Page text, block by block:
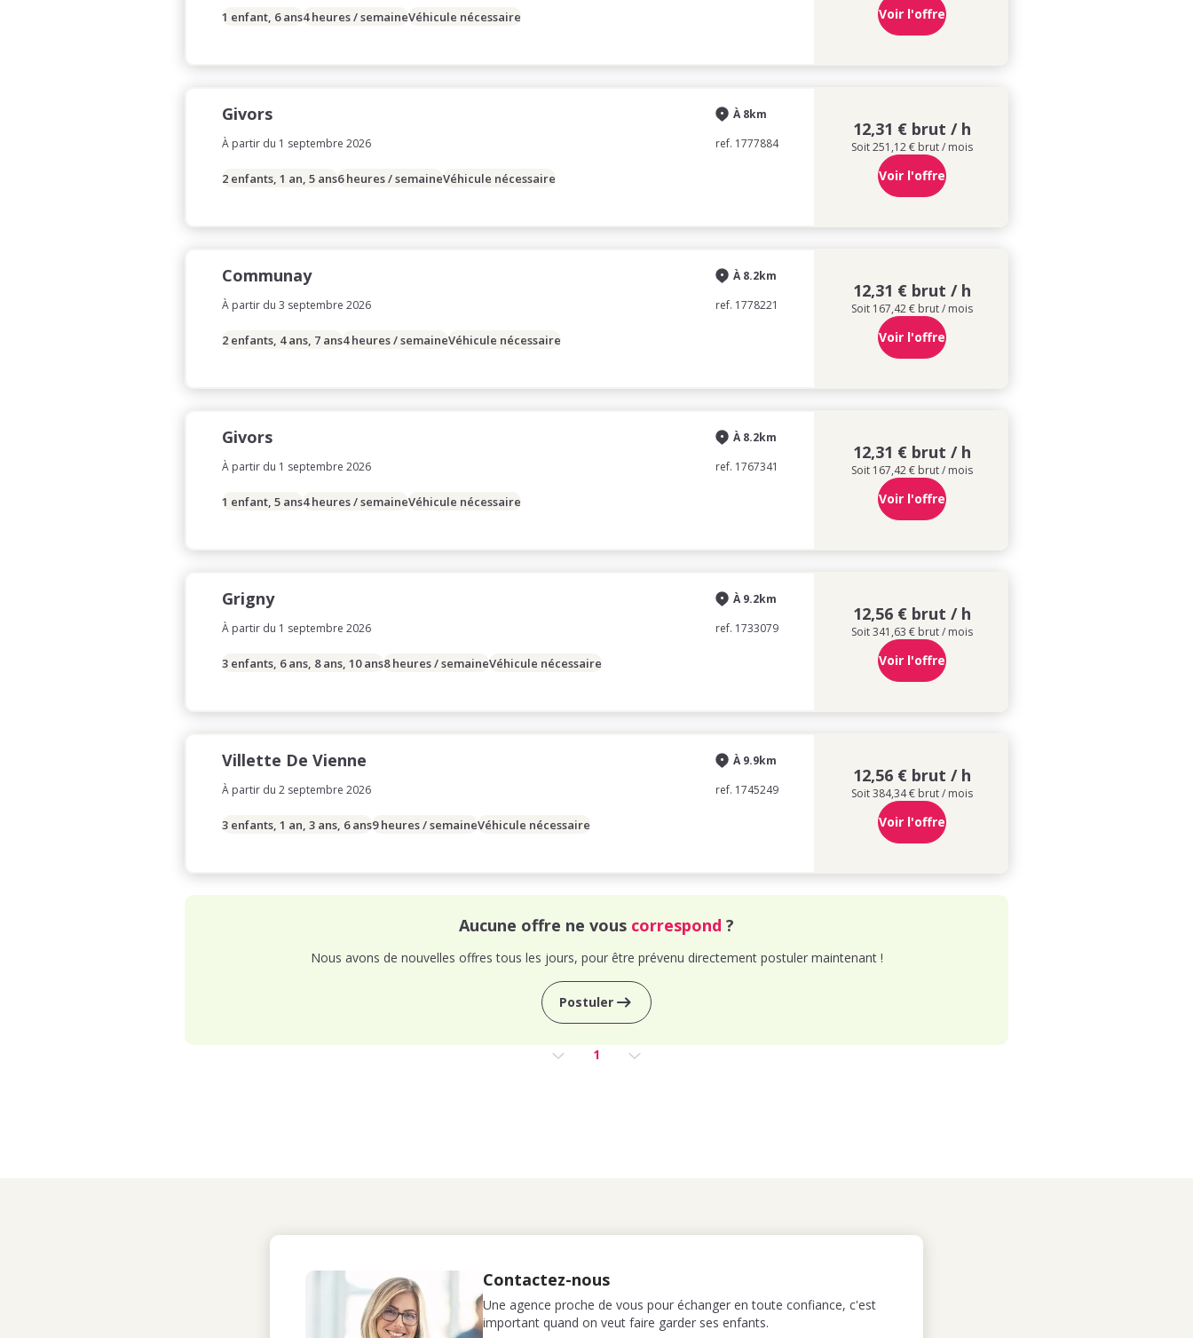
1 enfant, 6 ans4 heures / semaineVéhicule nécessaire Voir l'offre
Givors
À partir du 1 septembre 2026
À 8km
ref. 1777884
2 enfants, 1 an, 5 ans6 heures / semaineVéhicule nécessaire
12,31 € brut / h
Soit 251,12 € brut / mois
Voir l'offre
Communay
À partir du 3 septembre 2026
À 8.2km
ref. 1778221
2 enfants, 4 ans, 7 ans4 heures / semaineVéhicule nécessaire
12,31 € brut / h
Soit 167,42 € brut / mois
Voir l'offre
Givors
À partir du 1 septembre 2026
À 8.2km
ref. 1767341
1 enfant, 5 ans4 heures / semaineVéhicule nécessaire
12,31 € brut / h
Soit 167,42 € brut / mois
Voir l'offre
Grigny
À partir du 1 septembre 2026
À 9.2km
ref. 1733079
3 enfants, 6 ans, 8 ans, 10 ans8 heures / semaineVéhicule nécessaire
12,56 € brut / h
Soit 341,63 € brut / mois
Voir l'offre
Villette De Vienne
À partir du 2 septembre 2026
À 9.9km
ref. 1745249
3 enfants, 1 an, 3 ans, 6 ans9 heures / semaineVéhicule nécessaire
12,56 € brut / h
Soit 384,34 € brut / mois
Voir l'offre
Aucune offre ne vous correspond ?
Nous avons de nouvelles offres tous les jours, pour être prévenu directement postuler maintenant !
Postuler
1
Contactez-nous
Une agence proche de vous pour échanger en toute confiance, c'est
important quand on veut faire garder ses enfants.